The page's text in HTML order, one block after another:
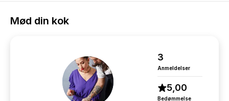
Mød din kok
3
Anmeldelser
5,00
Bedømmelse